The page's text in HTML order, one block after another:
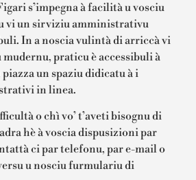
s’impegna à facilità u vosciu
vi un sirviziu amministrativu
In a noscia vulintà di arriccà vi
praticu è accessibuli à
un spaziu didicatu à i
in linea.
o chì vo’ t’aveti bisognu di
hè à voscia dispusizioni par
ci par telefonu, par e-mail o
u nosciu furmulariu di